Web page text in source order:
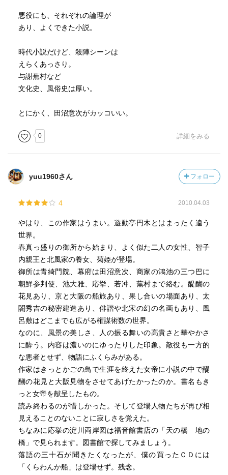
悪役にも、それぞれの論理が
あり、よくできた小説。
時代小説だけど、殺陣シーンは
えらくあっさり。
与謝蕪村など
文化史、風俗史は厚い。
とにかく、田沼意次がカッコいい。
0 詳細をみる
yuu1960さん フォロー
4 2010.04.03
やはり、この作家はうまい。遊動亭円木とはまったく違う
世界。
春真っ盛りの御所から始まり、よく似た二人の女性、智子
内親王と北風家の養女、菊姫が登場。
御所は青綺門院、幕府は田沼意次、商家の鴻池の三つ巴に
朝鮮参判使、池大雅、応挙、若冲、蕪村まで絡む。醍醐の
花見あり、京と大阪の船旅あり、果し合いの場面あり、太
閤秀吉の秘密建造あり、俳諧や北宋の幻の名画もあり、風
呂敷はどこまでも広がる権謀術数の世界。
なのに、風景の美しさ、人の振る舞いの高貴さと華やかさ
に酔う。内容は濃いのにゆったりした印象。敵役も一方的
な悪者とせず、物語にふくらみがある。
作家はきっとかごの鳥で生涯を終えた女帝に小説の中で醍
醐の花見と大阪見物をさせてあげたかったのか。書名もき
っと女帝を献呈したもの。
読み終わるのが惜しかった。そして登場人物たちが再び相
見えることのないことに寂しさを覚えた。
ちなみに応挙の淀川両岸図は福音館書店の「天の橋 地の
橋」で見られます。図書館で探してみましょう。
落語の三十石が聞きたくなったが、僕の買ったＣＤには
「くらわんか船」は登場せず。残念。